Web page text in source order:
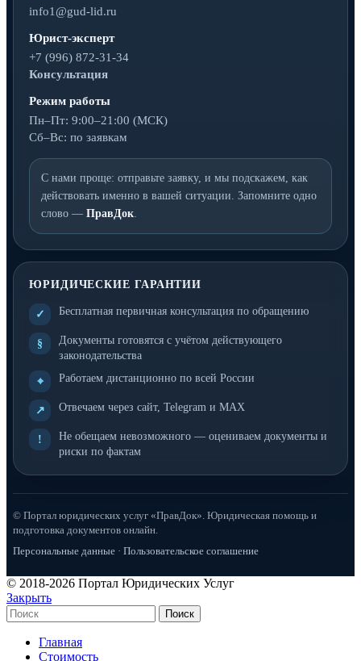
info1@gud-lid.ru
Юрист-эксперт
+7 (996) 872-31-34
Консультация
Режим работы
Пн–Пт: 9:00–21:00 (МСК)
Сб–Вс: по заявкам
С нами проще: отправьте заявку, и мы подскажем, как
действовать именно в вашей ситуации. Запомните одно
слово — ПравДок.
ЮРИДИЧЕСКИЕ ГАРАНТИИ
✓ Бесплатная первичная консультация по обращению
§
Документы готовятся с учётом действующего
законодательства
⌖ Работаем дистанционно по всей России
↗ Отвечаем через сайт, Telegram и MAX
!
Не обещаем невозможного — оцениваем документы и
риски по фактам
© Портал юридических услуг «ПравДок». Юридическая помощь и
подготовка документов онлайн.
Персональные данные · Пользовательское соглашение
© 2018-2026 Портал Юридических Услуг
Закрыть
Поиск
Главная
Стоимость